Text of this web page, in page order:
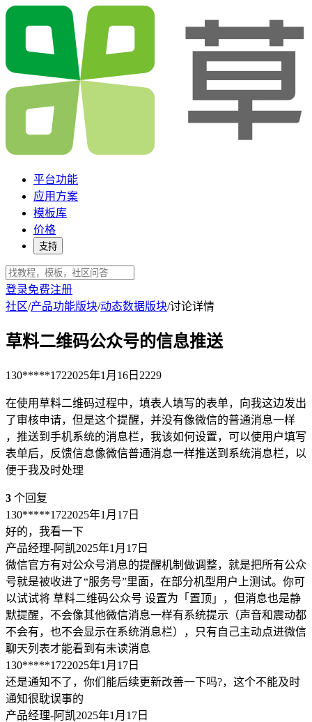
平台功能
应用方案
模板库
价格
支持
登录免费注册
社区/产品功能版块/动态数据版块/讨论详情
草料二维码公众号的信息推送
130*****1722025年1月16日 2229
在使用草料二维码过程中，填表人填写的表单，向我这边发出
了审核申请，但是这个提醒，并没有像微信的普通消息一样
，推送到手机系统的消息栏，我该如何设置，可以使用户填写
表单后，反馈信息像微信普通消息一样推送到系统消息栏，以
便于我及时处理
3 个回复
130*****1722025年1月17日
好的，我看一下
产品经理-阿凯2025年1月17日
微信官方有对公众号消息的提醒机制做调整，就是把所有公众
号就是被收进了“服务号”里面，在部分机型用户上测试。你可
以试试将 草料二维码公众号 设置为「置顶」，但消息也是静
默提醒，不会像其他微信消息一样有系统提示（声音和震动都
不会有，也不会显示在系统消息栏），只有自己主动点进微信
聊天列表才能看到有未读消息
130*****1722025年1月17日
还是通知不了，你们能后续更新改善一下吗?，这个不能及时
通知很耽误事的
产品经理-阿凯2025年1月17日